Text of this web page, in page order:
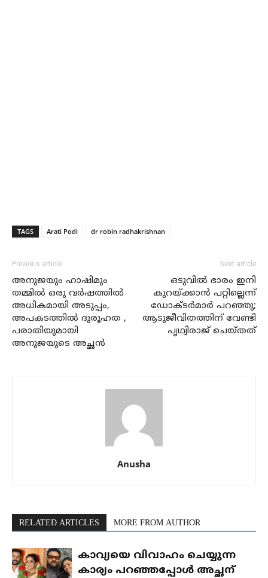
TAGS Arati Podi dr robin radhakrishnan
Previous article
അനുജയും ഹാഷിമും
തമ്മിൽ ഒരു വർഷത്തിൽ
അധികമായി അടുപ്പം,
അപകടത്തിൽ ദുരൂഹത ,
പരാതിയുമായി
അനുജയുടെ അച്ഛൻ
Next article
ഒടുവില്‍ ഭാരം ഇനി
കുറയ്ക്കാന്‍ പറ്റില്ലെന്ന്
ഡോക്ടര്‍മാര്‍ പറഞ്ഞു;
ആടുജീവിതത്തിന് വേണ്ടി
പൃഥ്വിരാജ് ചെയ്തത്
Anusha
RELATED ARTICLES MORE FROM AUTHOR
കാവ്യയെ വിവാഹം ചെയ്യുന്ന
കാര്യം പറഞ്ഞപ്പോൾ അച്ഛന്